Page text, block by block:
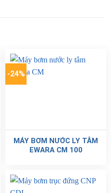
-24%
MÁY BƠM NƯỚC LY TÂM
EWARA CM 100